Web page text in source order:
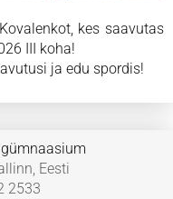
kes saavutas
III koha!
ja edu spordis!
Eesti
2533